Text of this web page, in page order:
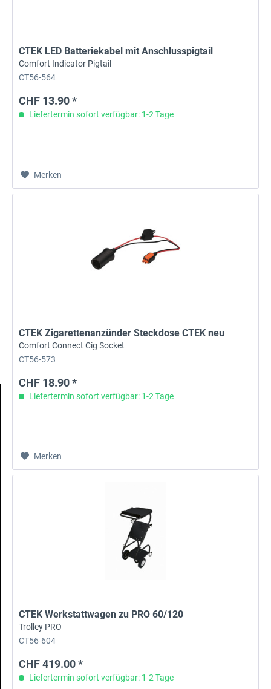
CTEK LED Batteriekabel mit Anschlusspigtail
Comfort Indicator Pigtail
CT56-564
CHF 13.90 *
Liefertermin sofort verfügbar: 1-2 Tage
Merken
CTEK Zigarettenanzünder Steckdose CTEK neu
Comfort Connect Cig Socket
CT56-573
CHF 18.90 *
Liefertermin sofort verfügbar: 1-2 Tage
Merken
CTEK Werkstattwagen zu PRO 60/120
Trolley PRO
CT56-604
CHF 419.00 *
Liefertermin sofort verfügbar: 1-2 Tage